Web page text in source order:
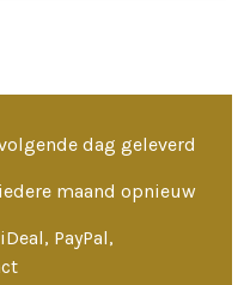
dag geleverd
maand opnieuw
PayPal,